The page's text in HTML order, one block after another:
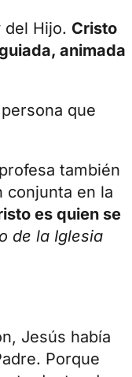
del Hijo. Cristo
animada
que
también
conjunta en la
es quien se
de la Iglesia
Jesús había
Porque